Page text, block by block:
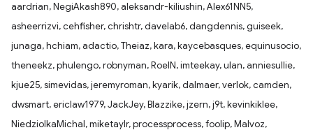
aardrian, NegiAkash890, aleksandr-kiliushin, Alex61NN5,
asheerrizvi, cehfisher, chrishtr, davelab6, dangdennis, guiseek,
junaga, hchiam, adactio, Theiaz, kara, kaycebasques, equinusocio,
theneekz, phulengo, robnyman, RoelN, imteekay, ulan, anniesullie,
kjue25, simevidas, jeremyroman, kyarik, dalmaer, verlok, camden,
dwsmart, ericlaw1979, JackJey, Blazzike, jzern, j9t, kevinkiklee,
NiedziolkaMichal, miketaylr, processprocess, foolip, Malvoz,